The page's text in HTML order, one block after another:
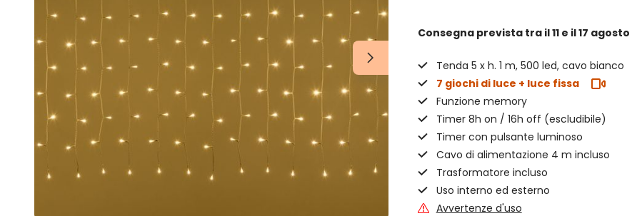
Consegna prevista tra il 11 e il 17 agosto
Tenda 5 x h. 1 m, 500 led, cavo bianco
7 giochi di luce + luce fissa
Funzione memory
Timer 8h on / 16h off (escludibile)
Timer con pulsante luminoso
Cavo di alimentazione 4 m incluso
Trasformatore incluso
Uso interno ed esterno
Avvertenze d'uso